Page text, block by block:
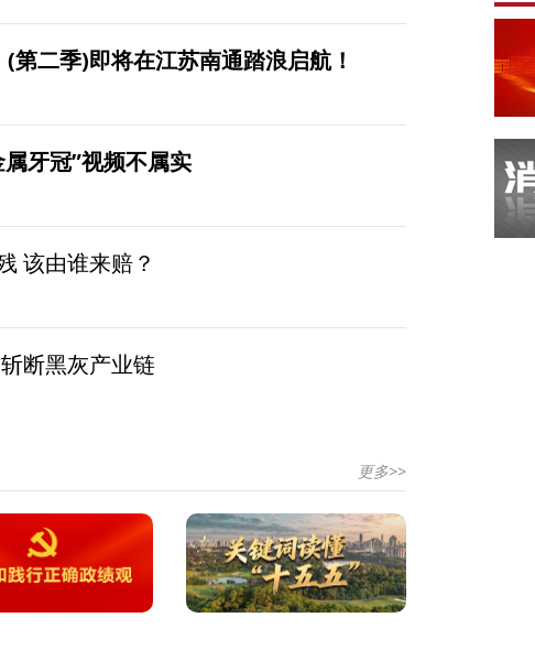
二季)即将在江苏南通踏浪启航！
牙冠”视频不属实
该由谁来赔？
断黑灰产业链
更多>>